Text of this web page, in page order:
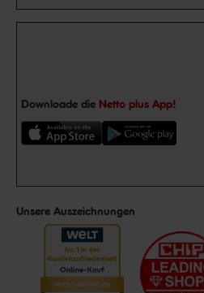
Downloade die Netto plus App!
Unsere Auszeichnungen